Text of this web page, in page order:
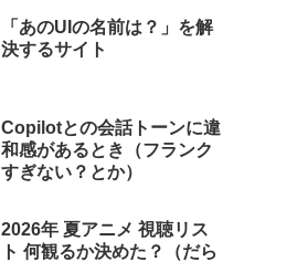
「あのUIの名前は？」を解
決するサイト
Copilotとの会話トーンに違
和感があるとき（フランク
すぎない？とか）
2026年 夏アニメ 視聴リス
ト 何観るか決めた？（だら